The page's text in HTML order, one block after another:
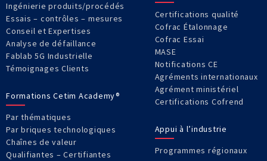
Ingénierie produits/procédés
Essais – contrôles – mesures
Conseil et Expertises
Analyse de défaillance
Fablab 5G Industrielle
Témoignages Clients
Formations Cetim Academy®
Par thématiques
Par briques technologiques
Chaînes de valeur
Qualifiantes – Certifiantes
Certifications qualité
Cofrac Étalonnage
Cofrac Essai
MASE
Notifications CE
Agréments internationaux
Agrément ministériel
Certifications Cofrend
Appui à l’industrie
Programmes régionaux